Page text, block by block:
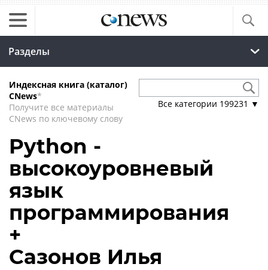
Разделы
Индексная книга (каталог)
CNews*
Получите все материалы
CNews по ключевому слову
Все категории 199231 ▼
Python -
высокоуровневый
язык
программирования
+
Сазонов Илья